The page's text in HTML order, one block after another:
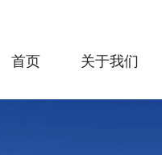
首页 关于我们